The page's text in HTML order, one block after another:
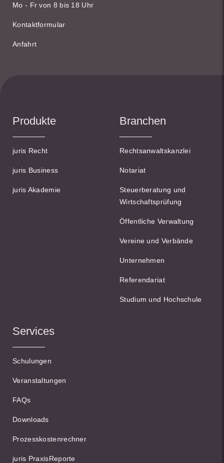
Mo - Fr von 8 bis 18 Uhr
Kontaktformular
Anfahrt
Produkte
juris Recht
juris Business
juris Akademie
Branchen
Rechtsanwaltskanzlei
Notariat
Steuerberatung und
Wirtschaftsprüfung
Öffentliche Verwaltung
Vereine und Verbände
Unternehmen
Referendariat
Studium und Hochschule
Services
Schulungen
Veranstaltungen
FAQs
Downloads
Prozesskostenrechner
juris PraxisReporte